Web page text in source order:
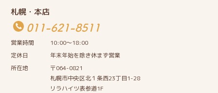
札幌・本店
011-621-8511
営業時間
10:00〜18:00
定休日
年末年始を除き休まず営業
所在地
〒064-0821
札幌市中央区北１条西23丁目1-28
リラハイツ表参道1F